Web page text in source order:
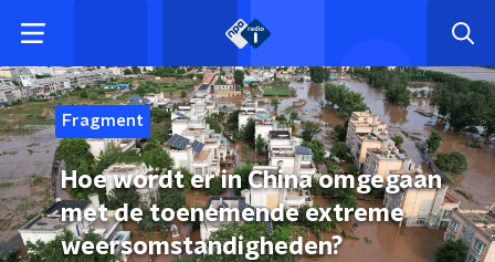
Fragment
Hoe wordt er in China omgegaan
met de toenemende extreme
weersomstandigheden?